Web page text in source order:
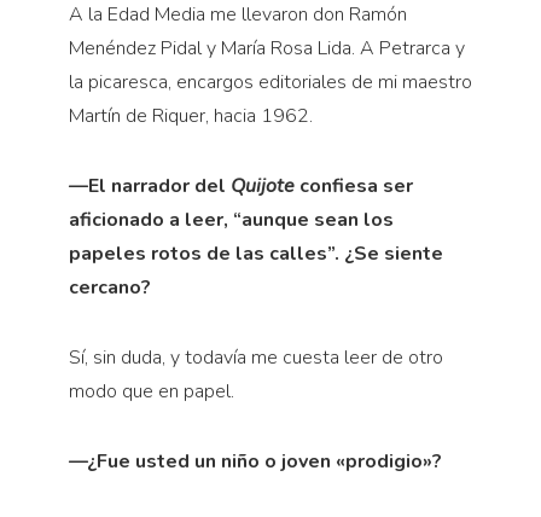
A la Edad Media me llevaron don Ramón
Menéndez Pidal y María Rosa Lida. A Petrarca y
la picaresca, encargos editoriales de mi maestro
Martín de Riquer, hacia 1962.
—El narrador del Quijoteconfiesa ser
aficionado a leer, “aunque sean los
papeles rotos de las calles”. ¿Se siente
cercano?
Sí, sin duda, y todavía me cuesta leer de otro
modo que en papel.
—¿Fue usted un niño o joven «prodigio»?